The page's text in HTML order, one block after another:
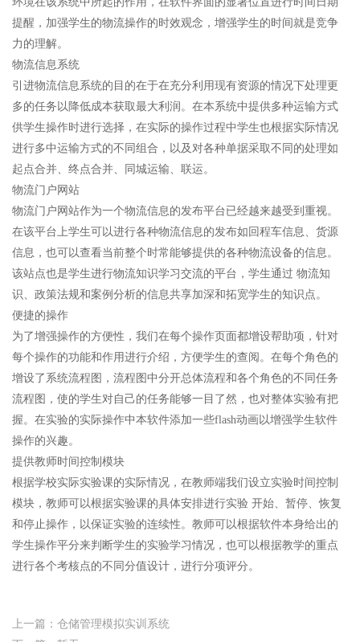
提醒，加强学生的物流操作的时效观念，增强学生的时间就是竞争
力的理解。
物流信息系统
引进物流信息系统的目的在于在充分利用现有资源的情况下处理更
多的任务以降低成本获取最大利润。在本系统中提供多种运输方式
供学生操作时进行选择，在实际的操作过程中学生也根据实际情况
进行多中运输方式的不同组合，以及对各种单据采取不同的处理如
起点合并、终点合并、同城运输、联运。
物流门户网站
物流门户网站作为一个物流信息的发布平台已经越来越受到重视。
在该平台上学生可以进行各种物流信息的发布如回程车信息、货源
信息，也可以查看当前整个时常能够提供的各种物流设备的信息。
该站点也是学生进行物流知识学习交流的平台，学生通过 物流知
识、政策法规和案例分析的信息共享加深和拓宽学生的知识点。
便捷的操作
为了增强操作的方便性，我们在每个操作页面都增设帮助项，针对
每个操作的功能和作用进行介绍，方便学生的查阅。在每个角色的
增设了系统流程图，流程图中分开总体流程和各个角色的不同任务
流程图，使的学生对自己的任务能够一目了然，也对整体实验有把
握。在实验的实际操作中本软件添加一些flash动画以增强学生软件
操作的兴趣。
提供教师时间控制模块
根据学校实际实验课的实际情况，在教师端我们设立实验时间控制
模块，教师可以根据实验课的具体安排进行实验 开始、暂停、恢复
和停止操作，以保证实验的连续性。教师可以根据软件本身给出的
学生操作平分来判断学生的实验学习情况，也可以根据教学的重点
进行各个考核点的不同分值设计，进行分项评分。
上一篇：仓储管理模拟实训系统